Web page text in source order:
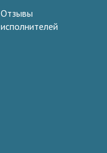
Отзывы
исполнителей